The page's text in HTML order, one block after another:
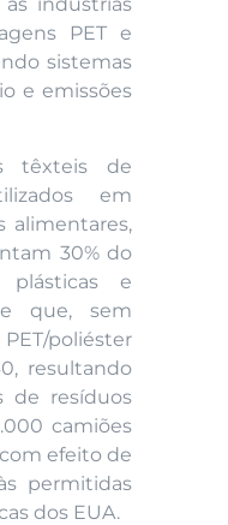
PET e
sistemas
e emissões
têxteis de
em
alimentares,
30% do
plásticas e
que, sem
poliéster
resultando
de resíduos
camiões
efeito de
permitidas
dos EUA.